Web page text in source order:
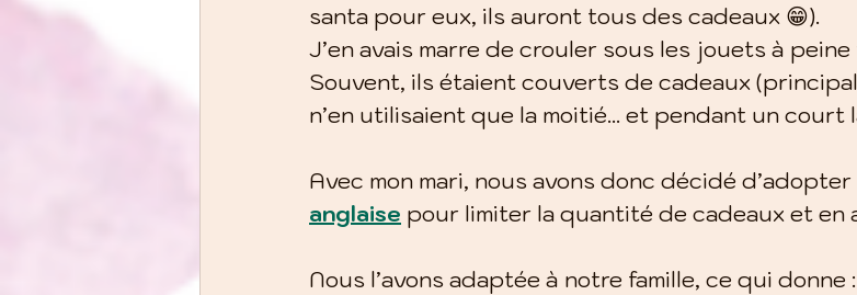
santa pour eux, ils auront tous des cadeaux 😁).
J’en avais marre de crouler sous les jouets à
Souvent, ils étaient couverts de cadeaux
n’en utilisaient que la moitié… et pendant un court
Avec mon mari, nous avons donc décidé d’adopter
anglaise pour limiter la quantité de cadeaux et en
Nous l’avons adaptée à notre famille, ce qui donne :